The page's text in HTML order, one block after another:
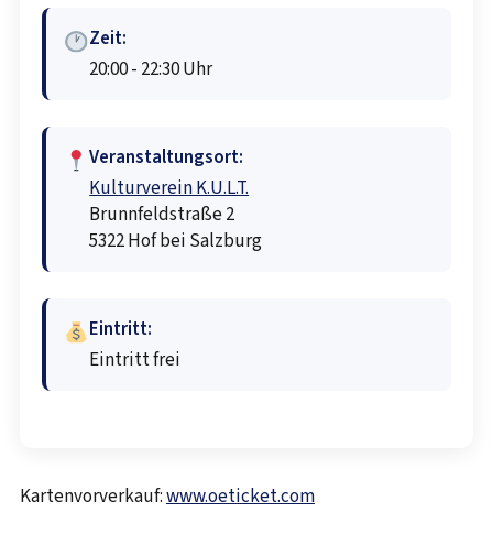
Zeit:
20:00 - 22:30 Uhr
Veranstaltungsort:
Kulturverein K.U.L.T.
Brunnfeldstraße 2
5322 Hof bei Salzburg
Eintritt:
Eintritt frei
Kartenvorverkauf:www.oeticket.com